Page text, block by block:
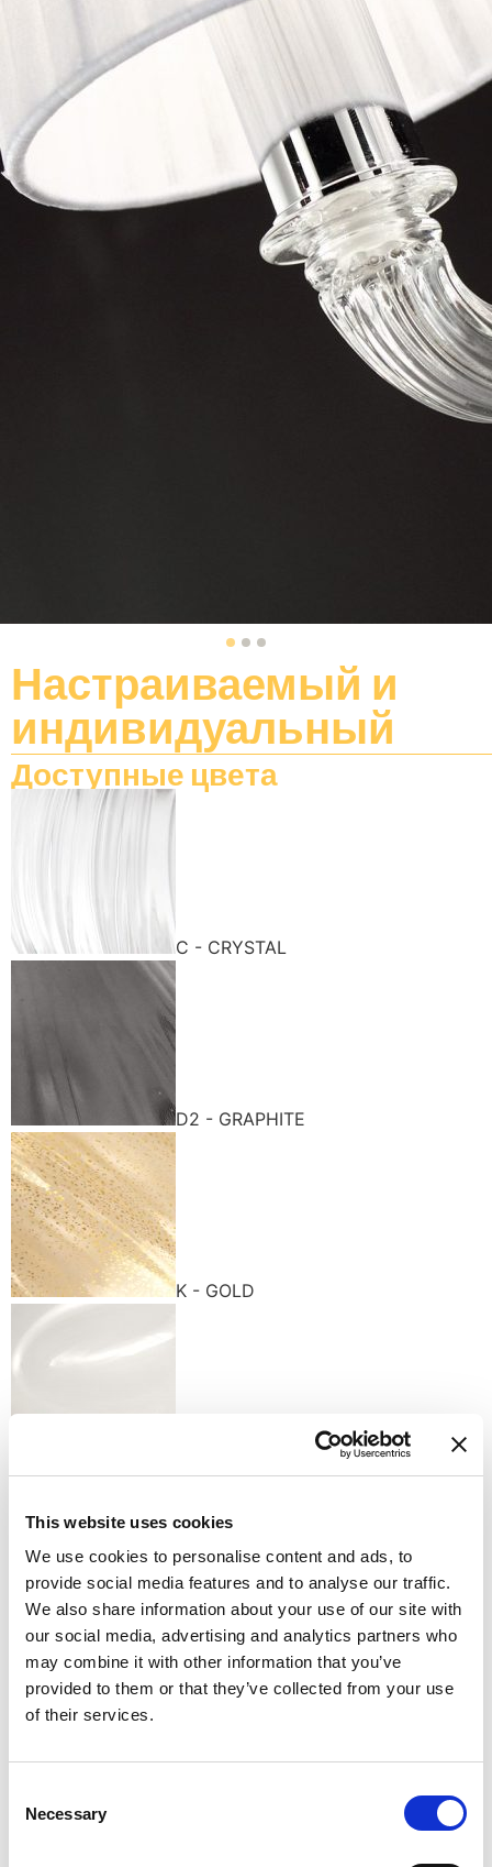
This website uses cookies
We use cookies to personalise content and ads, to
provide social media features and to analyse our traffic.
We also share information about your use of our site with
our social media, advertising and analytics partners who
may combine it with other information that you’ve
provided to them or that they’ve collected from your use
of their services.
Selection
Necessary
Настраиваемый и
индивидуальный
Доступные цвета
C - CRYSTAL
D2 - GRAPHITE
K - GOLD
K - POLISHED GOLD